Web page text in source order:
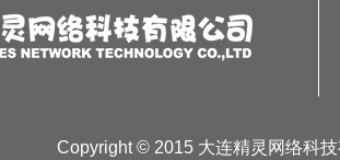
Copyright © 2015 大连精灵网络科